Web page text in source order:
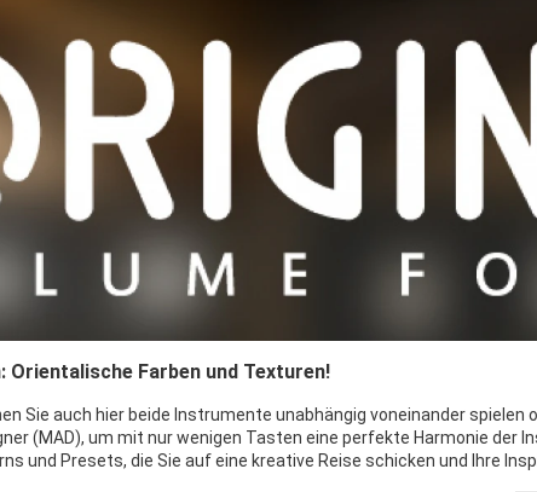
Orientalische Farben und Texturen!
Sie auch hier beide Instrumente unabhängig voneinander spielen
(MAD), um mit nur wenigen Tasten eine perfekte Harmonie der
und Presets, die Sie auf eine kreative Reise schicken und Ihre